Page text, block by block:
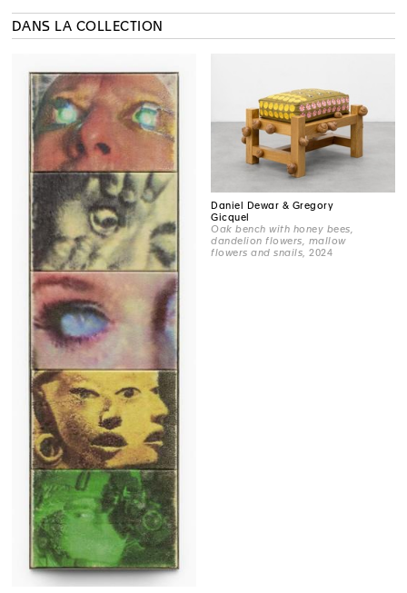
DANS LA COLLECTION
Daniel Dewar & Gregory
Gicquel
Oak bench with honey bees,
dandelion flowers, mallow
flowers and snails , 2024